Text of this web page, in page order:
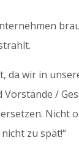
da wir in
/
Nicht
zu spät!“